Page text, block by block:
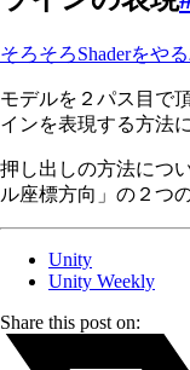
そろそろShaderをや
モデルを２パス目で
インを表現する方法
押し出しの方法につ
ル座標方向」の２つ
Unity
Unity Weekly
Share this post on: